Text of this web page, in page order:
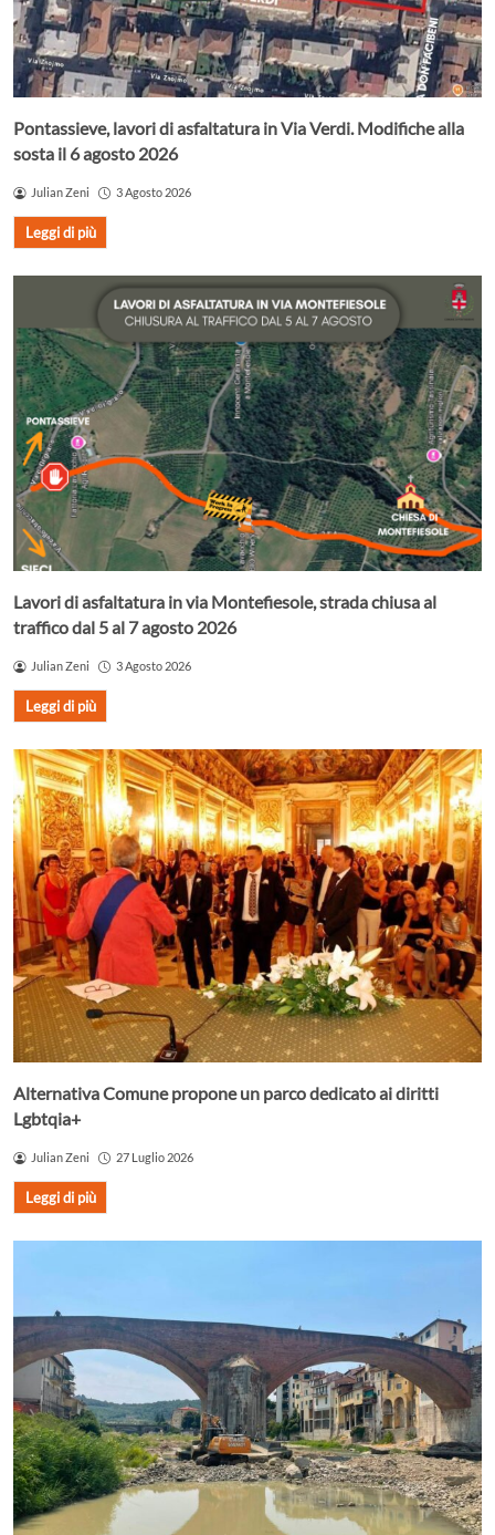
Pontassieve, lavori di asfaltatura in Via Verdi. Modifiche alla
sosta il 6 agosto 2026
Julian Zeni 3 Agosto 2026
Leggi di più
Lavori di asfaltatura in via Montefiesole, strada chiusa al
traffico dal 5 al 7 agosto 2026
Julian Zeni 3 Agosto 2026
Leggi di più
Alternativa Comune propone un parco dedicato ai diritti
Lgbtqia+
Julian Zeni 27 Luglio 2026
Leggi di più